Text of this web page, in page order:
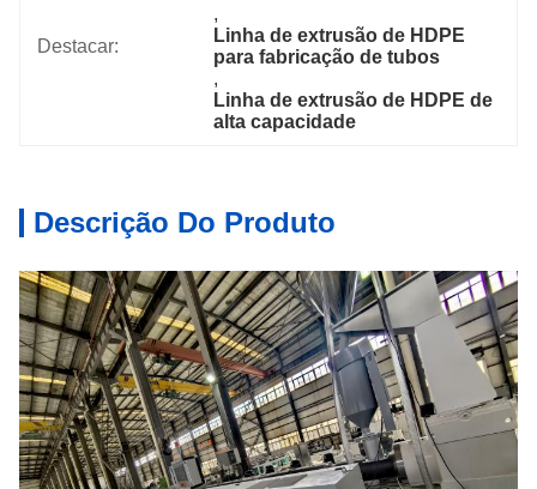
Destacar:
,
Linha de extrusão de HDPE
para fabricação de tubos
,
Linha de extrusão de HDPE de
alta capacidade
Descrição Do Produto